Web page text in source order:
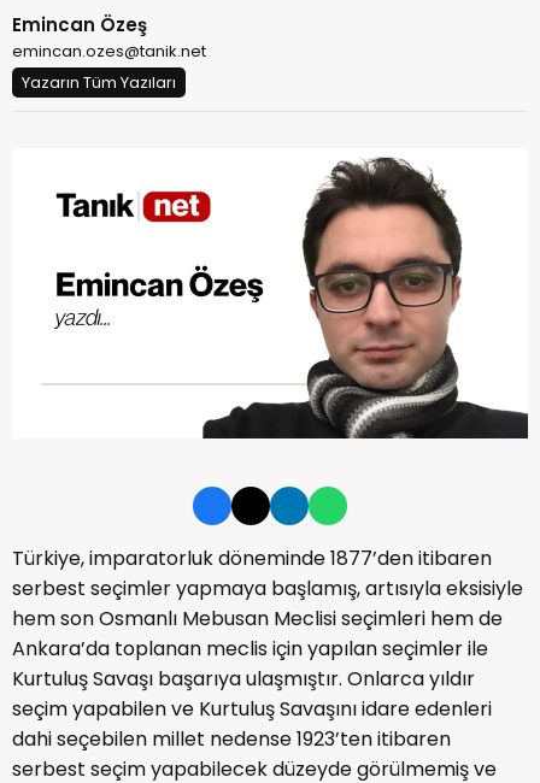
Emincan Özeş
emincan.ozes@tanik.net
Yazarın Tüm Yazıları
Türkiye, imparatorluk döneminde 1877’den itibaren
serbest seçimler yapmaya başlamış, artısıyla eksisiyle
hem son Osmanlı Mebusan Meclisi seçimleri hem de
Ankara’da toplanan meclis için yapılan seçimler ile
Kurtuluş Savaşı başarıya ulaşmıştır. Onlarca yıldır
seçim yapabilen ve Kurtuluş Savaşını idare edenleri
dahi seçebilen millet nedense 1923’ten itibaren
serbest seçim yapabilecek düzeyde görülmemiş ve